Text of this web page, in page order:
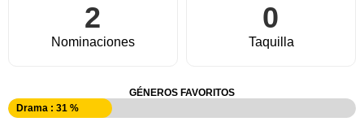
2
Nominaciones
0
Taquilla
GÉNEROS FAVORITOS
Drama : 31 %